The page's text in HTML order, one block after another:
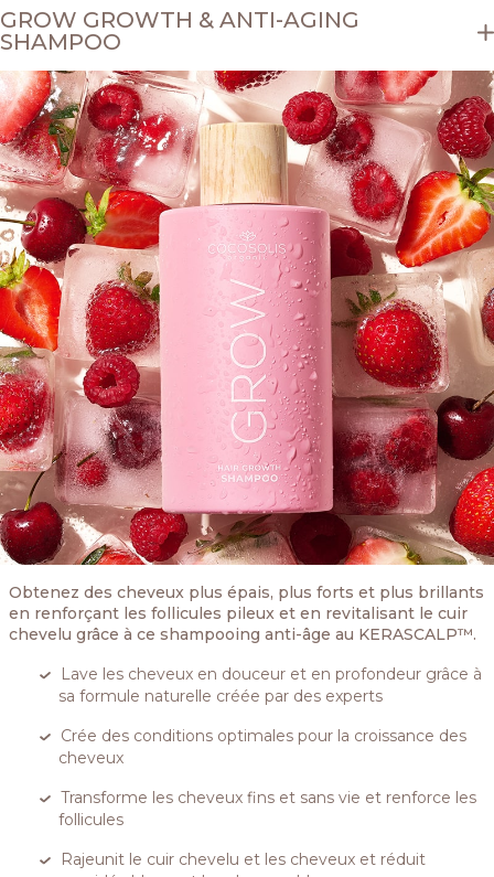
GROW GROWTH & ANTI-AGING
SHAMPOO
Obtenez des cheveux plus épais, plus forts et plus brillants
en renforçant les follicules pileux et en revitalisant le cuir
chevelu grâce à ce shampooing anti-âge au KERASCALP™.
Lave les cheveux en douceur et en profondeur grâce à
sa formule naturelle créée par des experts
Crée des conditions optimales pour la croissance des
cheveux
Transforme les cheveux fins et sans vie et renforce les
follicules
Rajeunit le cuir chevelu et les cheveux et réduit